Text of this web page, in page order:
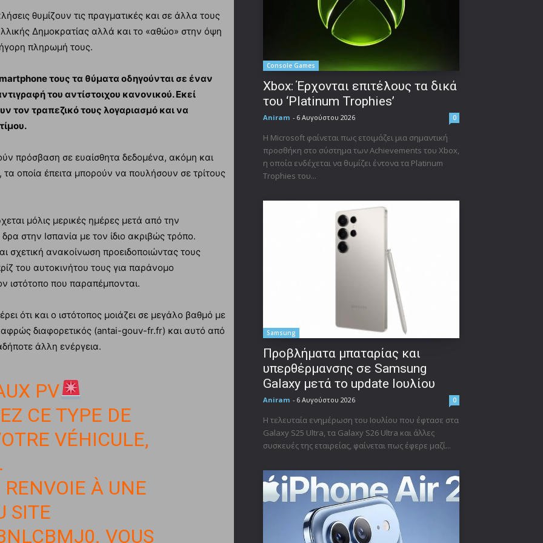
θυμίζουν τις πραγματικές και σε άλλα τους
Δημοκρατίας αλλά και το «αθώο» στην όψη
πληρωμή τους.
τους τα θύματα οδηγούνται σε έναν
του αντίστοιχου κανονικού. Εκεί
τον τραπεζικό τους λογαριασμό και να
πρόσβαση σε ευαίσθητα δεδομένα, ακόμη και
οποία έπειτα μπορούν να πουλήσουν σε τρίτους
μόλις μερικές ημέρες μετά από την
στην Ισπανία με τον ίδιο ακριβώς τρόπο.
σχετική ανακοίνωση προειδοποιώντας τους
του αυτοκινήτου τους για παράνομο
ιστότοπο που παραπέμπονται.
ότι και ο ιστότοπος μοιάζει σε μεγάλο βαθμό με
διαφορετικός (antai-gouv-fr.fr) και αυτό από
άλλη ενέργεια.
PV
CE TYPE DE
VÉHICULE,
À UNE
SITE
. VOUS
Console Games
Xbox: Έρχονται επιτέλους τα δικά
του ‘Platinum Trophies’
Aniram - 6 Αυγούστου 2026 0
Η Microsoft φαίνεται πως ετοιμάζει μια σημαντική
προσθήκη στο σύστημα των Achievements του Xbox,
η οποία ενδέχεται να θυμίζει έντονα τα Platinum
Trophies του...
Samsung
Προβλήματα μπαταρίας και
υπερθέρμανσης σε Samsung
Galaxy μετά το update Ιουλίου
Aniram - 6 Αυγούστου 2026 0
Η τελευταία ενημέρωση του Ιουλίου που έφτασε στα
Galaxy S25 Ultra, τα Galaxy S26 Ultra και άλλες
συσκευές της εταιρείας, φαίνεται πως έφερε μαζί...